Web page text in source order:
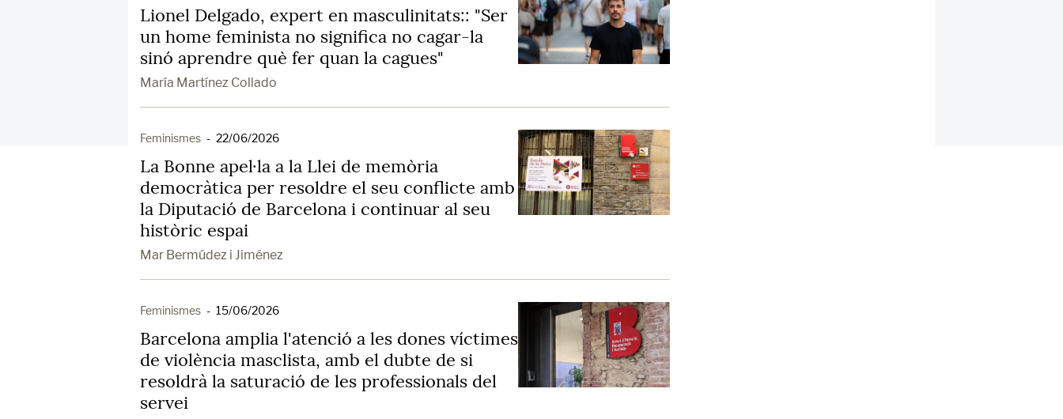
Lionel Delgado, expert en masculinitats:: "Ser
un home feminista no significa no cagar-la
sinó aprendre què fer quan la cagues"
María Martínez Collado
Feminismes - 22/06/2026
La Bonne apel·la a la Llei de memòria
democràtica per resoldre el seu conflicte amb
la Diputació de Barcelona i continuar al seu
històric espai
Mar Bermúdez i Jiménez
Feminismes - 15/06/2026
Barcelona amplia l'atenció a les dones víctimes
de violència masclista, amb el dubte de si
resoldrà la saturació de les professionals del
servei